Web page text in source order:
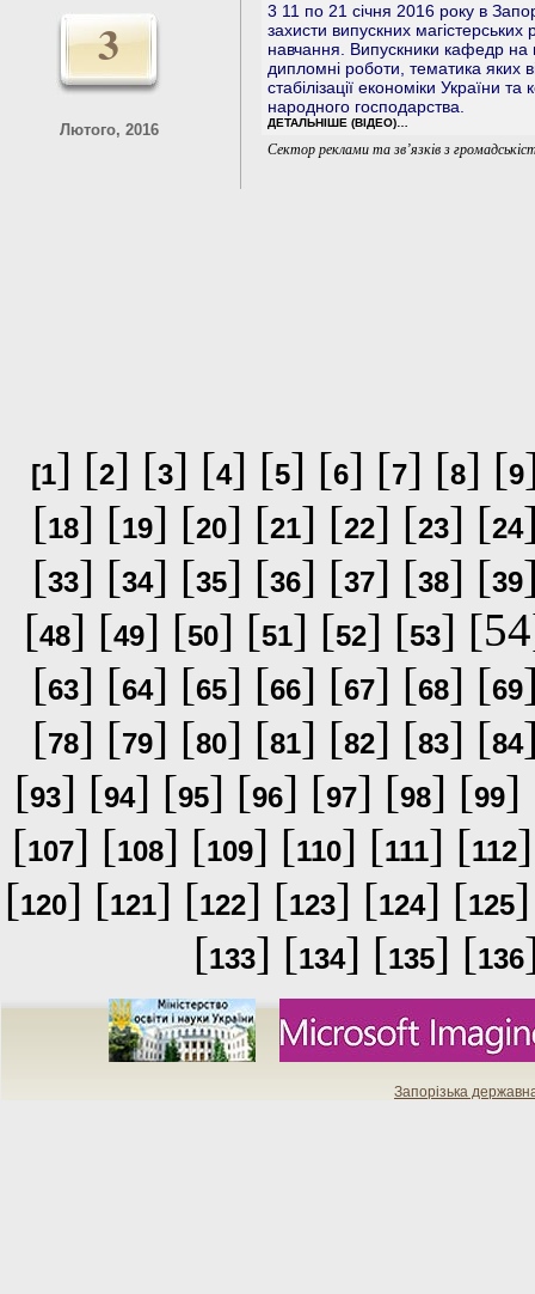
3
Лютого, 2016
3 11 по 21 січня 2016 року в
захисти випускних
навчання. Випускники кафедр на
дипломні роботи, тематика яких
стабілізації економіки України
народного господарства.
ДЕТАЛЬНІШЕ (ВІДЕО)…
Сектор реклами та зв’язків з
[1] [2] [3] [4] [5] [6] [7] [8] [9
[18] [19] [20] [21] [22] [23] [24
[33] [34] [35] [36] [37] [38] [39
[48] [49] [50] [51] [52] [53]
[63] [64] [65] [66] [67] [68] [69
[78] [79] [80] [81] [82] [83] [84
[93] [94] [95] [96] [97] [98] [99]
[107] [108] [109] [110] [111] [112
[120] [121] [122] [123] [124] [125
[133] [134] [135] [136
Запорізька